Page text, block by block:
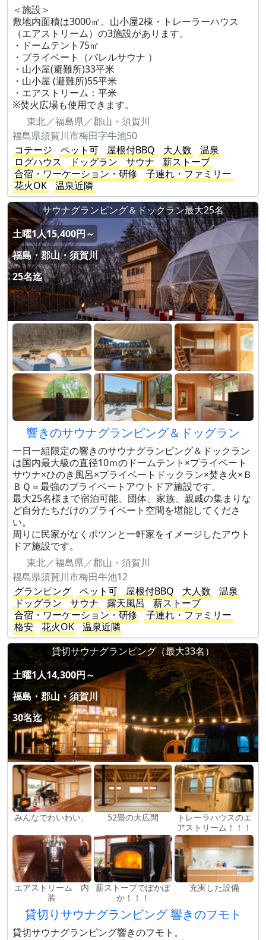
＜施設＞
敷地内面積は3000㎡。山小屋2棟・トレーラーハウス
（エアストリーム）の3施設があります。
・ドームテント75㎡
・プライベート（バレルサウナ ）
・山小屋(避難所)33平米
・山小屋 (避難所)55平米
・エアストリーム：平米
※焚火広場も使用できます。
東北／福島県／郡山・須賀川
福島県須賀川市梅田字牛池50
コテージ
ペット可 屋根付BBQ 大人数
温泉
ログハウス
ドッグラン サウナ
薪ストーブ
合宿・ワーケーション・研修
子連れ・ファミリー
花火OK
温泉近隣
サウナグランピング＆ドックラン最大25名
土曜1人15,400円～
福島・郡山・須賀川
25名迄
響きのサウナグランピング＆ドッグラン
一日一組限定の響きのサウナグランピング＆ドックラン
は国内最大級の直径10ｍのドームテント×プライベート
サウナ×ひのき風呂×プライベートドックラン×焚き火×Ｂ
ＢＱ＝最強のプライベートアウトドア施設です。
最大25名様まで宿泊可能、団体、家族、親戚の集まりな
ど自分たちだけのプライベート空間を堪能してくださ
い。
周りに民家がなくポツンと一軒家をイメージしたアウト
ドア施設です。
東北／福島県／郡山・須賀川
福島県須賀川市梅田牛池12
グランピング
ペット可 屋根付BBQ 大人数
温泉
ドッグラン
サウナ 露天風呂
薪ストーブ
合宿・ワーケーション・研修
子連れ・ファミリー
格安
花火OK
温泉近隣
貸切サウナグランピング（最大33名）
土曜1人14,300円～
福島・郡山・須賀川
30名迄
みんなでわいわい、 52畳の大広間
トレーラハウスのエ
アストリーム！！！
エアストリーム 内
装
薪ストーブでぽかぽ
か！！！
充実した設備
貸切りサウナグランピング 響きのフモト
貸切サウナグランピング響きのフモト。